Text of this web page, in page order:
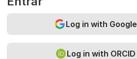
Log in with Google
Log in with ORCID